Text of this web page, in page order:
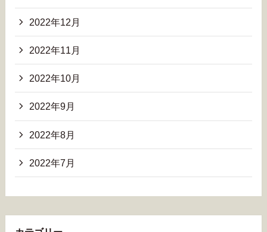
2022年12月
2022年11月
2022年10月
2022年9月
2022年8月
2022年7月